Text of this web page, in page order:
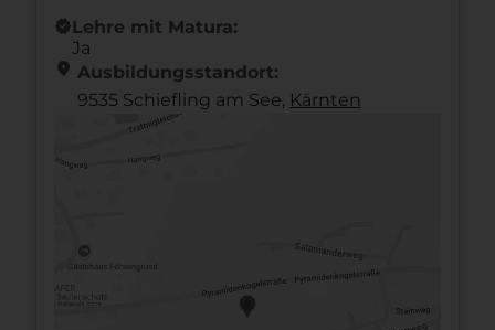
new_releasesLehre mit Matura:
Ja
location_on Ausbildungsstandort:
9535 Schiefling am See, Kärnten